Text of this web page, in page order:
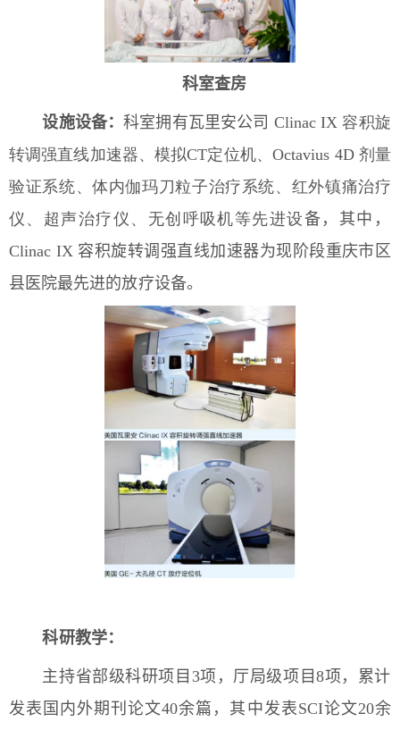
科室查房
设施设备：科室拥有瓦里安公司 Clinac IX 容积旋
转调强直线加速器、模拟CT定位机、Octavius 4D 剂量
验证系统、体内伽玛刀粒子治疗系统、红外镇痛治疗
仪、超声治疗仪、无创呼吸机等先进设备，其中，
Clinac IX 容积旋转调强直线加速器为现阶段重庆市区
县医院最先进的放疗设备。
科研教学：
主持省部级科研项目3项，厅局级项目8项，累计
发表国内外期刊论文40余篇，其中发表SCI论文20余